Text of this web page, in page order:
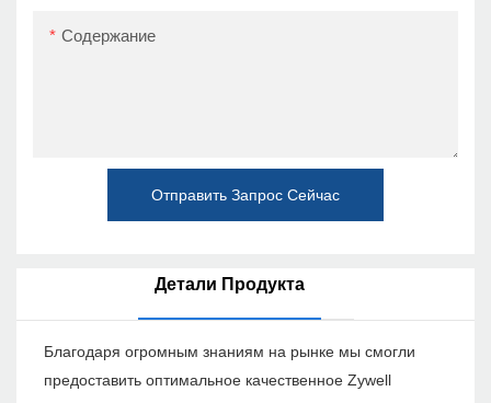
Содержание
Отправить Запрос Сейчас
Детали Продукта
Благодаря огромным знаниям на рынке мы смогли
предоставить оптимальное качественное Zywell